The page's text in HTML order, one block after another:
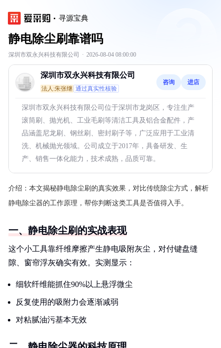
寻源宝典
静电除尘刷靠谱吗
深圳市双永兴科技有限公司 · 2026-08-04 08:00:00
深圳市双永兴科技有限公司
法人:朱张继 通过真实性核验
咨询 进店
深圳市双永兴科技有限公司位于深圳市龙岗区，专注生产
滚筒刷、抛光机、工业毛刷等清洁工具及铝合金配件，产
品涵盖尼龙刷、钢丝刷、密封刷子等，广泛应用于工业清
洗、机械抛光领域。公司成立于2017年，具备研发、生
产、销售一体化能力，技术成熟，品质可靠。
介绍： 本文揭秘静电除尘刷的真实效果，对比传统除尘方式，解析
静电除尘器的工作原理，帮你判断这类工具是否值得入手。
一、静电除尘刷的实战表现
这个小工具靠纤维摩擦产生静电吸附灰尘，对付键盘缝
隙、窗帘浮灰确实有效。实测显示：
细软纤维能抓住90%以上悬浮微尘
反复使用的吸附力会逐渐减弱
对粘腻油污基本无效